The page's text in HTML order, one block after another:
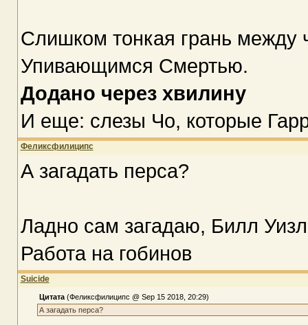
Слишком тонкая грань
Упивающимся Смертью.
Додано через хвилину
И еще: слезы Чо, которые
Феликсфилиципс
А загадать перса?
Ладно сам загадаю, Билл
Работа на гобинов
Suicide
Цитата (Феликсфилиципс @ Sep 15 2018, 20:29)
А загадать перса?